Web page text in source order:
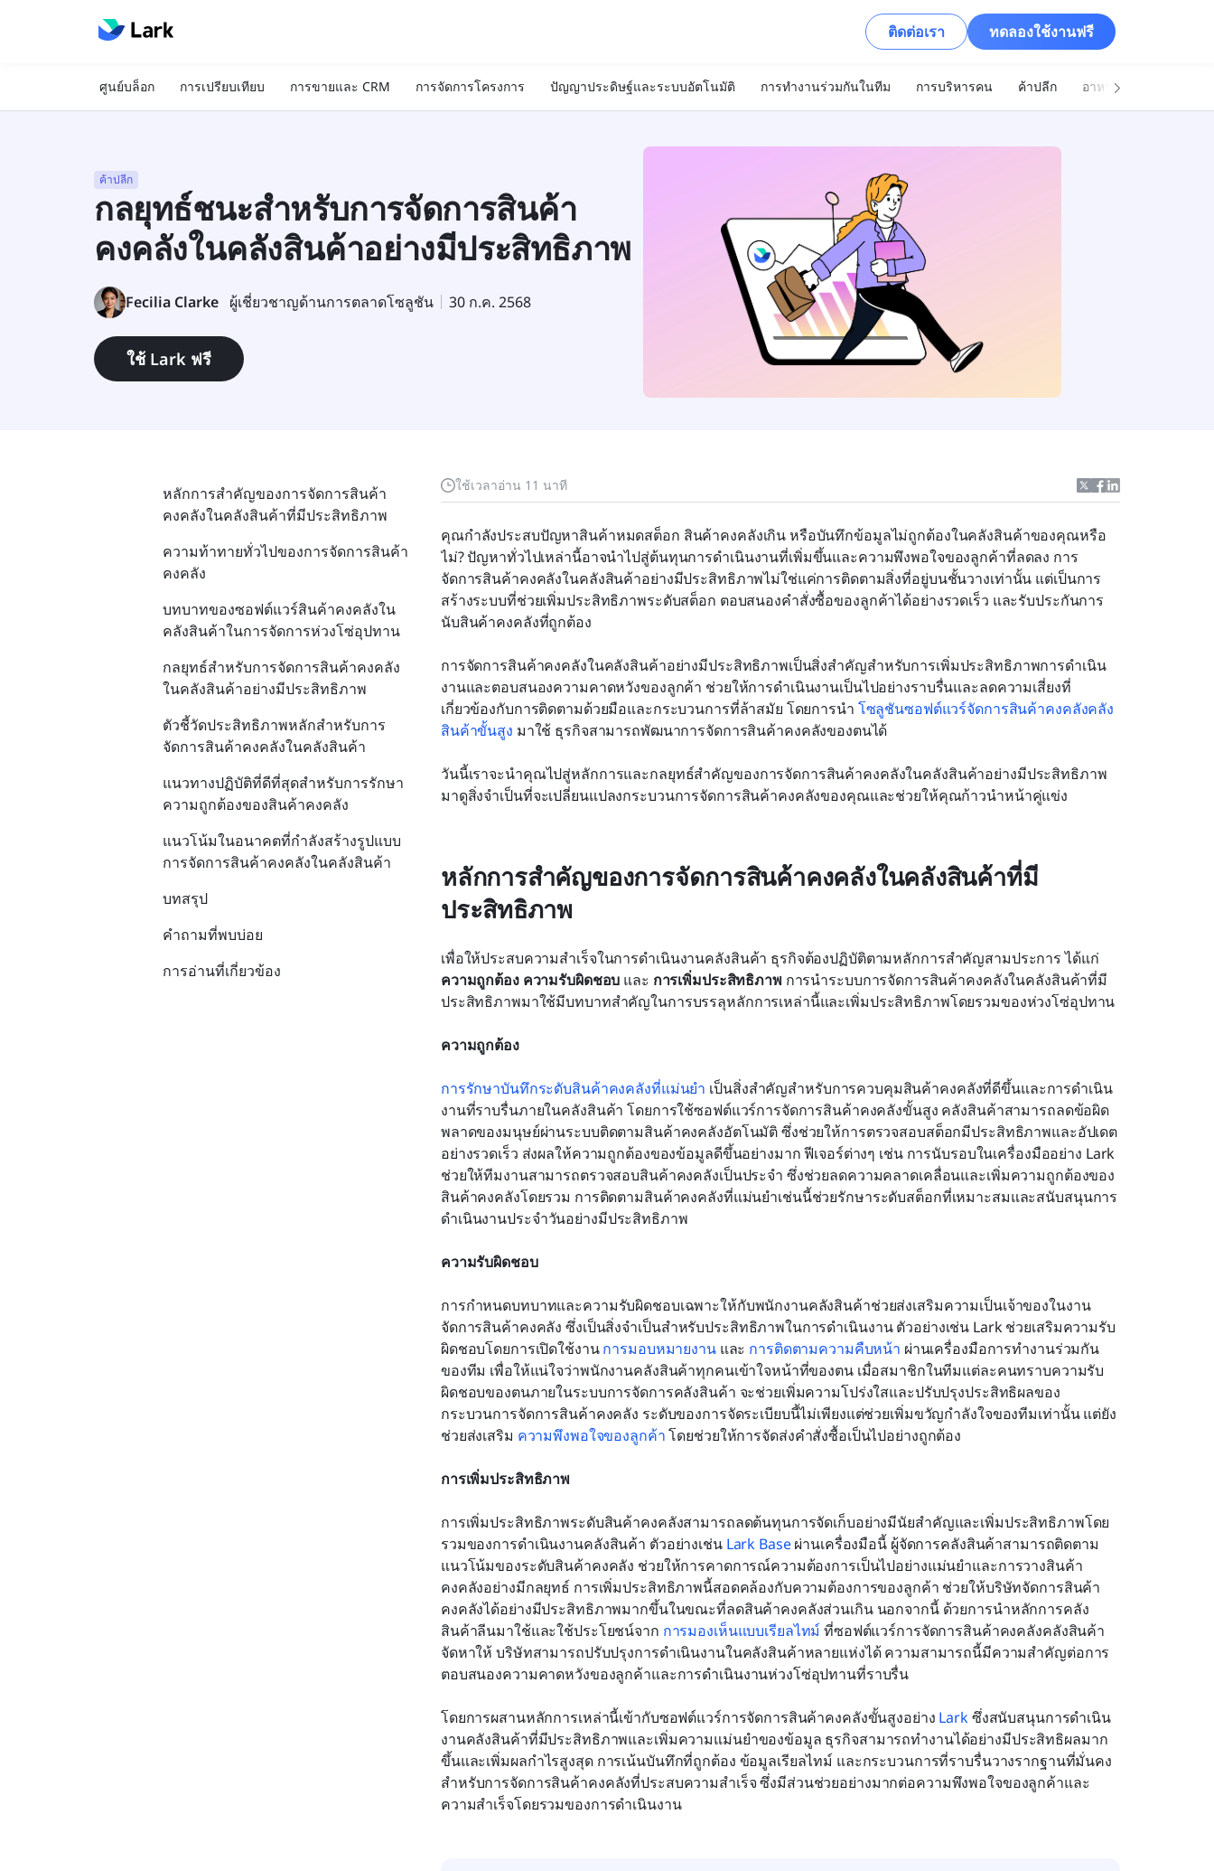
ติดต่อเรา ทดลองใช้งานฟรี
ศูนย์บล็อก การเปรียบเทียบ การขายและ CRM การจัดการโครงการ ปัญญาประดิษฐ์และระบบอัตโนมัติ การทำงานร่วมกันในทีม การบริหารคน ค้าปลีก อาหารและเครื่องดื่ม
ค้าปลีก
กลยุทธ์ชนะสำหรับการจัดการสินค้า
คงคลังในคลังสินค้าอย่างมีประสิทธิภาพ
Fecilia Clarke ผู้เชี่ยวชาญด้านการตลาดโซลูชัน 30 ก.ค. 2568
ใช้ Lark ฟรี
ใช้เวลาอ่าน 11 นาที
คุณกำลังประสบปัญหาสินค้าหมดสต็อก สินค้าคงคลังเกิน หรือบันทึกข้อมูลไม่ถูกต้องในคลังสินค้าของคุณหรือ
ไม่? ปัญหาทั่วไปเหล่านี้อาจนำไปสู่ต้นทุนการดำเนินงานที่เพิ่มขึ้นและความพึงพอใจของลูกค้าที่ลดลง การ
จัดการสินค้าคงคลังในคลังสินค้าอย่างมีประสิทธิภาพไม่ใช่แค่การติดตามสิ่งที่อยู่บนชั้นวางเท่านั้น แต่เป็นการ
สร้างระบบที่ช่วยเพิ่มประสิทธิภาพระดับสต็อก ตอบสนองคำสั่งซื้อของลูกค้าได้อย่างรวดเร็ว และรับประกันการ
นับสินค้าคงคลังที่ถูกต้อง
การจัดการสินค้าคงคลังในคลังสินค้าอย่างมีประสิทธิภาพเป็นสิ่งสำคัญสำหรับการเพิ่มประสิทธิภาพการดำเนิน
งานและตอบสนองความคาดหวังของลูกค้า ช่วยให้การดำเนินงานเป็นไปอย่างราบรื่นและลดความเสี่ยงที่
เกี่ยวข้องกับการติดตามด้วยมือและกระบวนการที่ล้าสมัย โดยการนำ โซลูชันซอฟต์แวร์จัดการสินค้าคงคลังคลัง
สินค้าขั้นสูง มาใช้ ธุรกิจสามารถพัฒนาการจัดการสินค้าคงคลังของตนได้
วันนี้เราจะนำคุณไปสู่หลักการและกลยุทธ์สำคัญของการจัดการสินค้าคงคลังในคลังสินค้าอย่างมีประสิทธิภาพ
มาดูสิ่งจำเป็นที่จะเปลี่ยนแปลงกระบวนการจัดการสินค้าคงคลังของคุณและช่วยให้คุณก้าวนำหน้าคู่แข่ง
หลักการสำคัญของการจัดการสินค้าคงคลังในคลังสินค้าที่มี
ประสิทธิภาพ
ความถูกต้อง ความรับผิดชอบ และ การเพิ่มประสิทธิภาพ การนำระบบการจัดการสินค้าคงคลังในคลังสินค้าที่มี
ประสิทธิภาพมาใช้มีบทบาทสำคัญในการบรรลุหลักการเหล่านี้และเพิ่มประสิทธิภาพโดยรวมของห่วงโซ่อุปทาน
ความถูกต้อง
การรักษาบันทึกระดับสินค้าคงคลังที่แม่นยำ เป็นสิ่งสำคัญสำหรับการควบคุมสินค้าคงคลังที่ดีขึ้นและการดำเนิน
งานที่ราบรื่นภายในคลังสินค้า โดยการใช้ซอฟต์แวร์การจัดการสินค้าคงคลังขั้นสูง คลังสินค้าสามารถลดข้อผิด
พลาดของมนุษย์ผ่านระบบติดตามสินค้าคงคลังอัตโนมัติ ซึ่งช่วยให้การตรวจสอบสต็อกมีประสิทธิภาพและอัปเดต
อย่างรวดเร็ว ส่งผลให้ความถูกต้องของข้อมูลดีขึ้นอย่างมาก ฟีเจอร์ต่างๆ เช่น การนับรอบในเครื่องมืออย่าง Lark
ช่วยให้ทีมงานสามารถตรวจสอบสินค้าคงคลังเป็นประจำ ซึ่งช่วยลดความคลาดเคลื่อนและเพิ่มความถูกต้องของ
สินค้าคงคลังโดยรวม การติดตามสินค้าคงคลังที่แม่นยำเช่นนี้ช่วยรักษาระดับสต็อกที่เหมาะสมและสนับสนุนการ
ดำเนินงานประจำวันอย่างมีประสิทธิภาพ
ความรับผิดชอบ
การกำหนดบทบาทและความรับผิดชอบเฉพาะให้กับพนักงานคลังสินค้าช่วยส่งเสริมความเป็นเจ้าของในงาน
จัดการสินค้าคงคลัง ซึ่งเป็นสิ่งจำเป็นสำหรับประสิทธิภาพในการดำเนินงาน ตัวอย่างเช่น Lark ช่วยเสริมความรับ
ผิดชอบโดยการเปิดใช้งาน การมอบหมายงาน และ การติดตามความคืบหน้า ผ่านเครื่องมือการทำงานร่วมกัน
ของทีม เพื่อให้แน่ใจว่าพนักงานคลังสินค้าทุกคนเข้าใจหน้าที่ของตน เมื่อสมาชิกในทีมแต่ละคนทราบความรับ
ผิดชอบของตนภายในระบบการจัดการคลังสินค้า จะช่วยเพิ่มความโปร่งใสและปรับปรุงประสิทธิผลของ
กระบวนการจัดการสินค้าคงคลัง ระดับของการจัดระเบียบนี้ไม่เพียงแต่ช่วยเพิ่มขวัญกำลังใจของทีมเท่านั้น แต่ยัง
ช่วยส่งเสริม ความพึงพอใจของลูกค้า โดยช่วยให้การจัดส่งคำสั่งซื้อเป็นไปอย่างถูกต้อง
การเพิ่มประสิทธิภาพ
การเพิ่มประสิทธิภาพระดับสินค้าคงคลังสามารถลดต้นทุนการจัดเก็บอย่างมีนัยสำคัญและเพิ่มประสิทธิภาพโดย
รวมของการดำเนินงานคลังสินค้า ตัวอย่างเช่น Lark Base ผ่านเครื่องมือนี้ ผู้จัดการคลังสินค้าสามารถติดตาม
แนวโน้มของระดับสินค้าคงคลัง ช่วยให้การคาดการณ์ความต้องการเป็นไปอย่างแม่นยำและการวางสินค้า
คงคลังอย่างมีกลยุทธ์ การเพิ่มประสิทธิภาพนี้สอดคล้องกับความต้องการของลูกค้า ช่วยให้บริษัทจัดการสินค้า
คงคลังได้อย่างมีประสิทธิภาพมากขึ้นในขณะที่ลดสินค้าคงคลังส่วนเกิน นอกจากนี้ ด้วยการนำหลักการคลัง
สินค้าลีนมาใช้และใช้ประโยชน์จาก การมองเห็นแบบเรียลไทม์ ที่ซอฟต์แวร์การจัดการสินค้าคงคลังคลังสินค้า
จัดหาให้ บริษัทสามารถปรับปรุงการดำเนินงานในคลังสินค้าหลายแห่งได้ ความสามารถนี้มีความสำคัญต่อการ
ตอบสนองความคาดหวังของลูกค้าและการดำเนินงานห่วงโซ่อุปทานที่ราบรื่น
โดยการผสานหลักการเหล่านี้เข้ากับซอฟต์แวร์การจัดการสินค้าคงคลังขั้นสูงอย่าง Lark ซึ่งสนับสนุนการดำเนิน
งานคลังสินค้าที่มีประสิทธิภาพและเพิ่มความแม่นยำของข้อมูล ธุรกิจสามารถทำงานได้อย่างมีประสิทธิผลมาก
ขึ้นและเพิ่มผลกำไรสูงสุด การเน้นบันทึกที่ถูกต้อง ข้อมูลเรียลไทม์ และกระบวนการที่ราบรื่นวางรากฐานที่มั่นคง
สำหรับการจัดการสินค้าคงคลังที่ประสบความสำเร็จ ซึ่งมีส่วนช่วยอย่างมากต่อความพึงพอใจของลูกค้าและ
ความสำเร็จโดยรวมของการดำเนินงาน
หลักการสำคัญของการจัดการสินค้า
คงคลังในคลังสินค้าที่มีประสิทธิภาพ
ความท้าทายทั่วไปของการจัดการสินค้า
คงคลัง
บทบาทของซอฟต์แวร์สินค้าคงคลังใน
คลังสินค้าในการจัดการห่วงโซ่อุปทาน
กลยุทธ์สำหรับการจัดการสินค้าคงคลัง
ในคลังสินค้าอย่างมีประสิทธิภาพ
ตัวชี้วัดประสิทธิภาพหลักสำหรับการ
จัดการสินค้าคงคลังในคลังสินค้า
แนวทางปฏิบัติที่ดีที่สุดสำหรับการรักษา
ความถูกต้องของสินค้าคงคลัง
แนวโน้มในอนาคตที่กำลังสร้างรูปแบบ
การจัดการสินค้าคงคลังในคลังสินค้า
บทสรุป
คำถามที่พบบ่อย
การอ่านที่เกี่ยวข้อง